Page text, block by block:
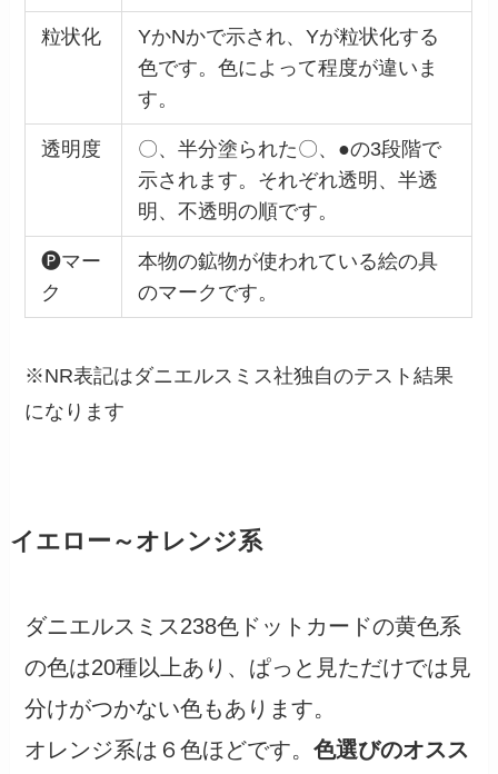
粒状化
YかNかで示され、Yが粒状化する
色です。色によって程度が違いま
す。
透明度
〇、半分塗られた〇、●の3段階で
示されます。それぞれ透明、半透
明、不透明の順です。
🅟マー
ク
本物の鉱物が使われている絵の具
のマークです。
※NR表記はダニエルスミス社独自のテスト結果
になります
イエロー～オレンジ系
ダニエルスミス238色ドットカードの黄色系
の色は20種以上あり、ぱっと見ただけでは見
分けがつかない色もあります。
オレンジ系は６色ほどです。色選びのオスス